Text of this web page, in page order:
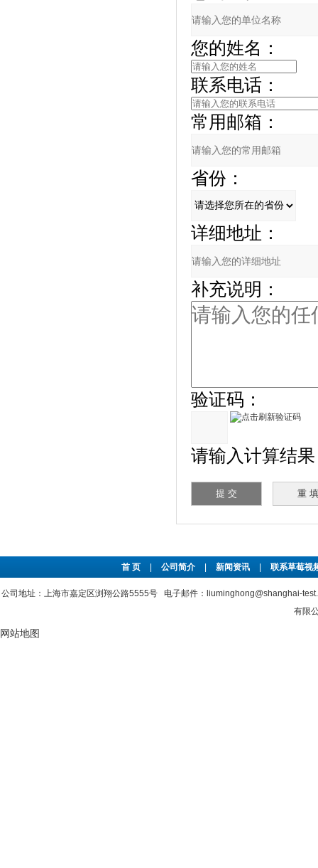
您的姓名：
联系电话：
常用邮箱：
省份：
详细地址：
补充说明：
验证码：
请输入计算结果
首 页 公司简介 新闻资讯 联系草莓视
公司地址：上海市嘉定区浏翔公路5555号 电子邮件：liuminghong@shanghai-
有限公
网站地图